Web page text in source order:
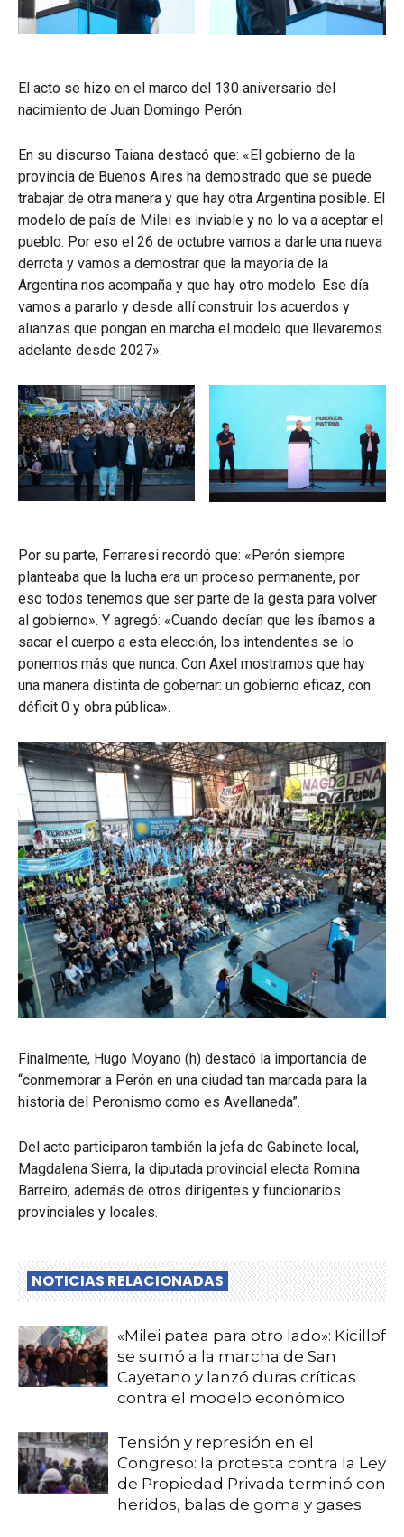
El acto se hizo en el marco del 130 aniversario del
nacimiento de Juan Domingo Perón.
En su discurso Taiana destacó que: «El gobierno de la
provincia de Buenos Aires ha demostrado que se puede
trabajar de otra manera y que hay otra Argentina posible. El
modelo de país de Milei es inviable y no lo va a aceptar el
pueblo. Por eso el 26 de octubre vamos a darle una nueva
derrota y vamos a demostrar que la mayoría de la
Argentina nos acompaña y que hay otro modelo. Ese día
vamos a pararlo y desde allí construir los acuerdos y
alianzas que pongan en marcha el modelo que llevaremos
adelante desde 2027».
Por su parte, Ferraresi recordó que: «Perón siempre
planteaba que la lucha era un proceso permanente, por
eso todos tenemos que ser parte de la gesta para volver
al gobierno». Y agregó: «Cuando decían que les íbamos a
sacar el cuerpo a esta elección, los intendentes se lo
ponemos más que nunca. Con Axel mostramos que hay
una manera distinta de gobernar: un gobierno eficaz, con
déficit 0 y obra pública».
Finalmente, Hugo Moyano (h) destacó la importancia de
“conmemorar a Perón en una ciudad tan marcada para la
historia del Peronismo como es Avellaneda”.
Del acto participaron también la jefa de Gabinete local,
Magdalena Sierra, la diputada provincial electa Romina
Barreiro, además de otros dirigentes y funcionarios
provinciales y locales.
NOTICIAS RELACIONADAS
«Milei patea para otro lado»: Kicillof
se sumó a la marcha de San
Cayetano y lanzó duras críticas
contra el modelo económico
Tensión y represión en el
Congreso: la protesta contra la Ley
de Propiedad Privada terminó con
heridos, balas de goma y gases